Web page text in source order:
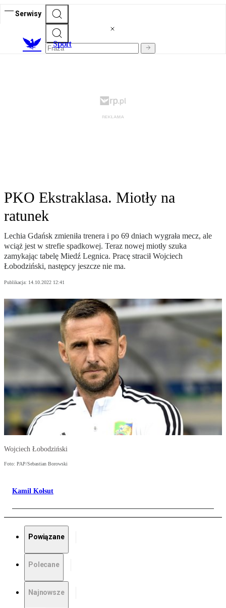
Serwisy
Sport
PKO Ekstraklasa. Miotły na
ratunek
Lechia Gdańsk zmieniła trenera i po 69 dniach wygrała mecz, ale
wciąż jest w strefie spadkowej. Teraz nowej miotły szuka
zamykając tabelę Miedź Legnica. Pracę stracił Wojciech
Łobodziński, następcy jeszcze nie ma.
Publikacja: 14.10.2022 12:41
Wojciech Łobodziński
Foto: PAP/Sebastian Borowski
Kamil Kołsut
Powiązane
Polecane
Najnowsze